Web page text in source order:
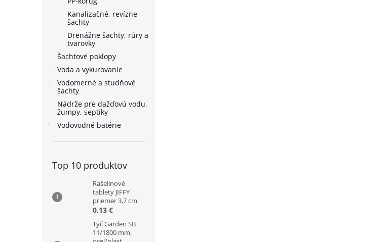
Kanalizačné, revízne
šachty
Drenážne šachty, rúry a
tvarovky
Šachtové poklopy
Voda a vykurovanie
Vodomerné a studňové
šachty
Nádrže pre dažďovú vodu,
žumpy, septiky
Vodovodné batérie
Top 10 produktov
Rašelinové
tablety JIFFY
priemer 3,7 cm
0,13 €
Tyč Garden SB
11/1800 mm,